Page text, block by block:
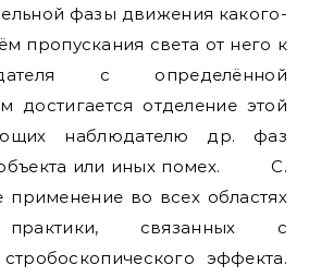
фазы движения какого-
пропускания света от него к
с определённой
достигается отделение этой
наблюдателю др. фаз
объекта или иных помех. С.
применение во всех областях
практики, связанных с
эффекта.